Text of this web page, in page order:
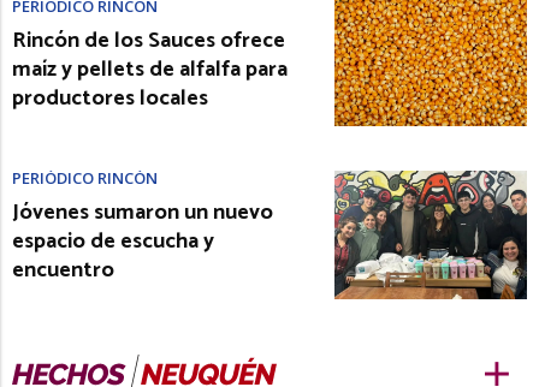
PERIÓDICO RINCÓN
Rincón de los Sauces ofrece
maíz y pellets de alfalfa para
productores locales
PERIÓDICO RINCÓN
Jóvenes sumaron un nuevo
espacio de escucha y
encuentro